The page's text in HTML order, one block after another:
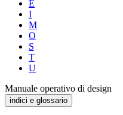
E
I
M
O
S
T
U
Manuale operativo di design
indici e glossario